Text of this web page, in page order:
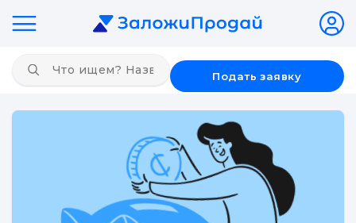
Подать заявку